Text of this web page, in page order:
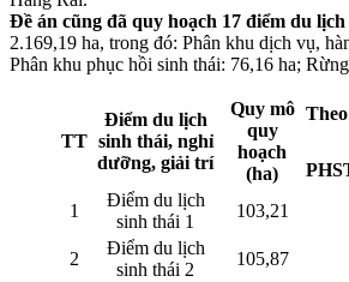
Đề án cũng đã quy hoạch 17 điểm du
2.169,19 ha, trong đó: Phân khu dịch vụ,
Phân khu phục hồi sinh thái: 76,16 ha;
TT
Điểm du lịch
sinh thái, nghỉ
dưỡng, giải trí
Quy mô
quy
hoạch
(ha)
1
Điểm du lịch
sinh thái 1
103,21
2
Điểm du lịch
sinh thái 2
105,87